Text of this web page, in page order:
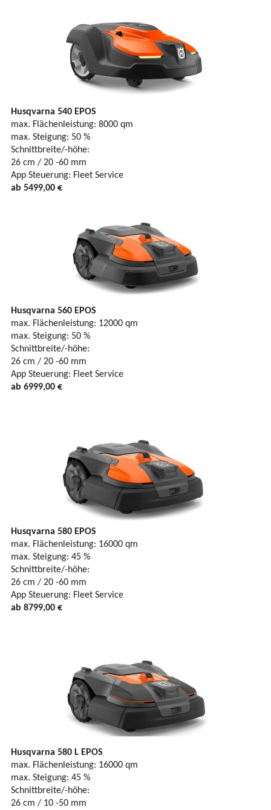
Husqvarna 540 EPOS
max. Flächenleistung: 8000 qm
max. Steigung: 50 %
Schnittbreite/-höhe:
26 cm / 20 -60 mm
App Steuerung: Fleet Service
ab 5499,00 €
Husqvarna 560 EPOS
max. Flächenleistung: 12000 qm
max. Steigung: 50 %
Schnittbreite/-höhe:
26 cm / 20 -60 mm
App Steuerung: Fleet Service
ab 6999,00 €
Husqvarna 580 EPOS
max. Flächenleistung: 16000 qm
max. Steigung: 45 %
Schnittbreite/-höhe:
26 cm / 20 -60 mm
App Steuerung: Fleet Service
ab 8799,00 €
Husqvarna 580 L EPOS
max. Flächenleistung: 16000 qm
max. Steigung: 45 %
Schnittbreite/-höhe:
26 cm / 10 -50 mm